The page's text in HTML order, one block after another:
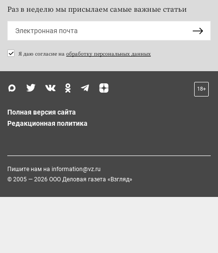
Раз в неделю мы присылаем самые важные статьи
Я даю согласие на обработку персональных данных
18+
Полная версия сайта
Редакционная политика
Пишите нам на information@vz.ru
© 2005 — 2026 ООО Деловая газета «Взгляд»